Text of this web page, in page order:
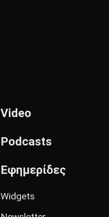
Video
Podcasts
Εφημερίδες
Widgets